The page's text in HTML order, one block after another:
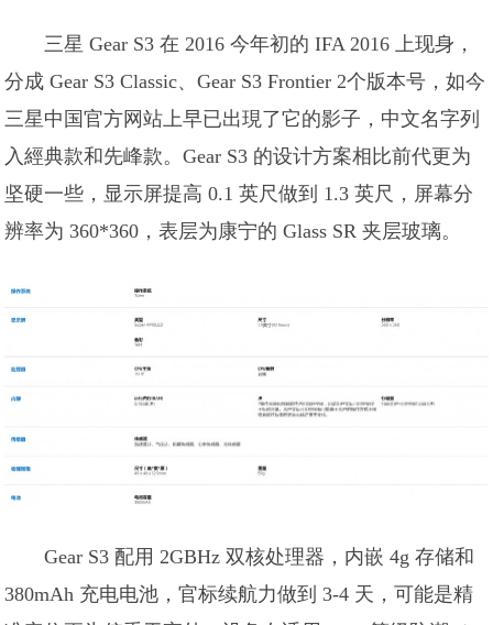
三星 Gear S3 在 2016 今年初的 IFA 2016 上现身，
分成 Gear S3 Classic、Gear S3 Frontier 2个版本号，如今
三星中国官方网站上早已出現了它的影子，中文名字列
入經典款和先峰款。Gear S3 的设计方案相比前代更为
坚硬一些，显示屏提高 0.1 英尺做到 1.3 英尺，屏幕分
辨率为 360*360，表层为康宁的 Glass SR 夹层玻璃。
Gear S3 配用 2GBHz 双核处理器，内嵌 4g 存储和
380mAh 充电电池，官标续航力做到 3-4 天，可能是精